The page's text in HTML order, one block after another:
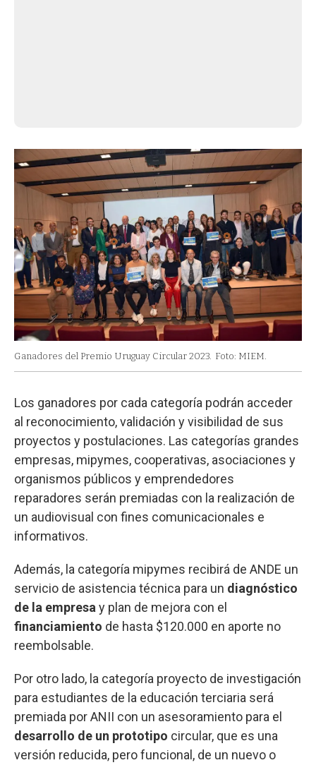
Ganadores del Premio Uruguay Circular 2023. Foto: MIEM.
Los ganadores por cada categoría podrán acceder
al reconocimiento, validación y visibilidad de sus
proyectos y postulaciones. Las categorías grandes
empresas, mipymes, cooperativas, asociaciones y
organismos públicos y emprendedores
reparadores serán premiadas con la realización de
un audiovisual con fines comunicacionales e
informativos.
Además, la categoría mipymes recibirá de ANDE un
servicio de asistencia técnica para un diagnóstico
de la empresa y plan de mejora con el
financiamiento de hasta $120.000 en aporte no
reembolsable.
Por otro lado, la categoría proyecto de investigación
para estudiantes de la educación terciaria será
premiada por ANII con un asesoramiento para el
desarrollo de un prototipo circular, que es una
versión reducida, pero funcional, de un nuevo o